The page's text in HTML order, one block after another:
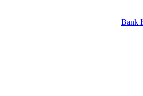
Bank Kalbar